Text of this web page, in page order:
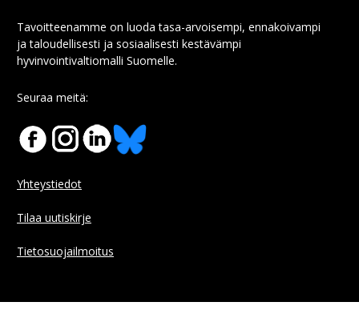
Tavoitteenamme on luoda tasa-arvoisempi, ennakoivampi
ja taloudellisesti ja sosiaalisesti kestävämpi
hyvinvointivaltiomalli Suomelle.
Seuraa meitä:
Yhteystiedot
Tilaa uutiskirje
Tietosuojailmoitus